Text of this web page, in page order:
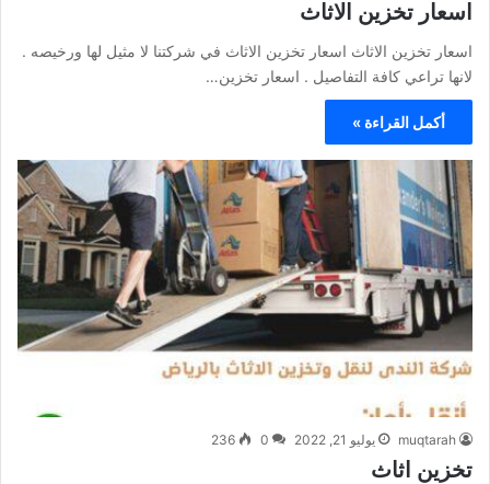
اسعار تخزين الاثاث
اسعار تخزين الاثاث اسعار تخزين الاثاث في شركتنا لا مثيل لها ورخيصه .
لانها تراعي كافة التفاصيل . اسعار تخزين…
أكمل القراءة »
muqtarah يوليو 21, 2022 0
236
تخزين اثاث